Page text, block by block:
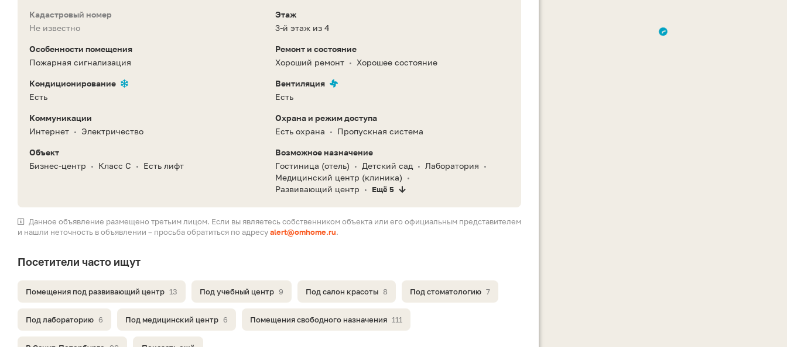
Кадастровый номер
Не известно
Этаж
3-й этаж из 4
Особенности помещения
Пожарная сигнализация
Ремонт и состояние
Хороший ремонт • Хорошее состояние
Кондиционирование
Есть
Вентиляция
Есть
Коммуникации
Интернет • Электричество
Охрана и режим доступа
Есть охрана
• Пропускная система
Объект
Бизнес-центр
• Класс C • Есть лифт
Возможное назначение
Гостиница (отель)
• Детский сад • Лаборатория •
Медицинский центр (клиника) •
Развивающий центр • Ещё 5
Данное объявление размещено третьим лицом. Если вы являетесь собственником объекта или его официальным представителем
и нашли неточность в объявлении – просьба обратиться по адресуalert@omhome.ru.
Посетители часто ищут
Помещения под развивающий центр 13 Под учебный центр 9 Под салон красоты 8 Под стоматологию 7
Под лабораторию 6 Под медицинский центр 6 Помещения свободного назначения 111